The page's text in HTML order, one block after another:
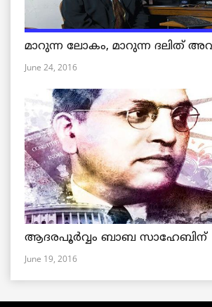
മാറുന്ന ലോകം, മാറുന്ന ദലിത്
June 24, 2016
ആദരപൂര്‍വ്വം ബാബ സാഹേബിന്
June 19, 2016